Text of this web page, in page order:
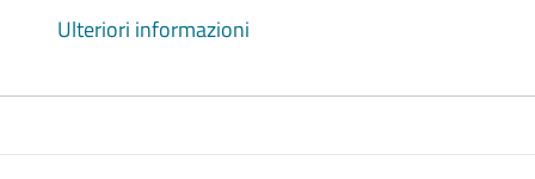
Ulteriori informazioni